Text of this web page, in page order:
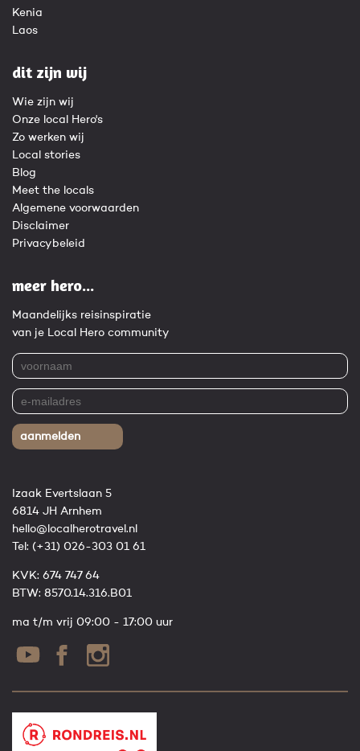
Kenia
Laos
dit zijn wij
Wie zijn wij
Onze local Hero's
Zo werken wij
Local stories
Blog
Meet the locals
Algemene voorwaarden
Disclaimer
Privacybeleid
meer hero...
Maandelijks reisinspiratie
van je Local Hero community
aanmelden
Izaak Evertslaan 5
6814 JH Arnhem
hello@localherotravel.nl
Tel: (+31) 026-303 01 61
KVK: 674 747 64
BTW: 8570.14.316.B01
ma t/m vrij 09:00 - 17:00 uur